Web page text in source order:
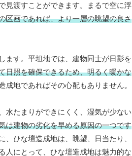
見渡すことができます。まるで空に浮
区画であれば、より一層の眺望の良さ
ます。平坦地では、建物同士が日影を
日照を確保できるため、明るく暖かな
地であればその心配もありません。
水たまりができにくく、湿気が少ない
は建物の劣化を早める原因の一つです
、ひな壇造成地は、眺望、日当たり、
人にとって、ひな壇造成地は魅力的な